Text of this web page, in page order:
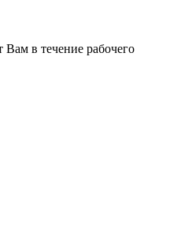
в течение рабочего